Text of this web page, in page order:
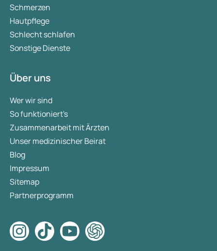
Schmerzen
Hautpflege
Schlecht schlafen
Sonstige Dienste
Über uns
Wer wir sind
So funktioniert's
Zusammenarbeit mit Ärzten
Unser medizinischer Beirat
Blog
Impressum
Sitemap
Partnerprogramm